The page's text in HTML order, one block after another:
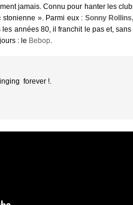
jamais. Connu pour hanter les
stonienne ». Parmi eux : Sonny Rollins
les années 80, il franchit le pas et,
: le Bebop.
forever !.